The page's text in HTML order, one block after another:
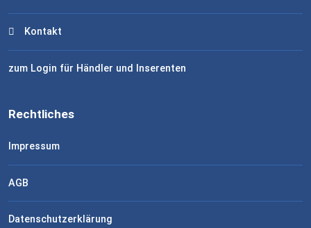
Kontakt
zum Login für Händler und Inserenten
Rechtliches
Impressum
AGB
Datenschutzerklärung